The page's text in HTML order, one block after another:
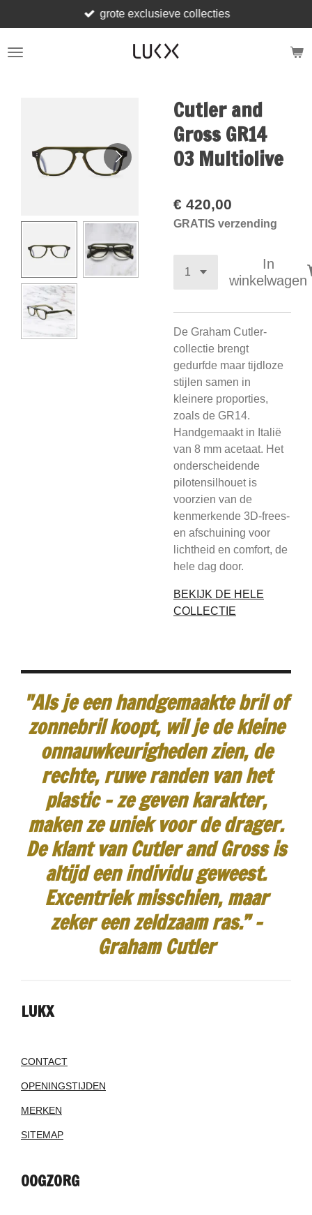
direct
naar
grote exclusieve collecties
Cutler and
Gross GR14
03 Multiolive
€ 420,00
GRATIS verzending
In
winkelwagen
De Graham Cutler-
collectie brengt
gedurfde maar tijdloze
stijlen samen in
kleinere proporties,
zoals de GR14.
Handgemaakt in Italië
van 8 mm acetaat. Het
onderscheidende
pilotensilhouet is
voorzien van de
kenmerkende 3D-frees-
en afschuining voor
lichtheid en comfort, de
hele dag door.
BEKIJK DE HELE
COLLECTIE
"Als je een handgemaakte bril of
zonnebril koopt, wil je de kleine
onnauwkeurigheden zien, de
rechte, ruwe randen van het
plastic - ze geven karakter,
maken ze uniek voor de drager.
De klant van Cutler and Gross is
altijd een individu geweest.
Excentriek misschien, maar
zeker een zeldzaam ras.” -
Graham Cutler
LUKX
CONTACT
OPENINGSTIJDEN
MERKEN
SITEMAP
OOGZORG